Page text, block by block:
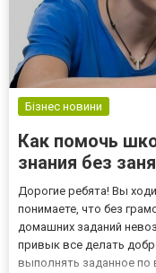
Бізнес новини
Как помочь
знания без
Дорогие ребята! Вы
понимаете, что без
домашних заданий
привык все делать
выполнять заданное